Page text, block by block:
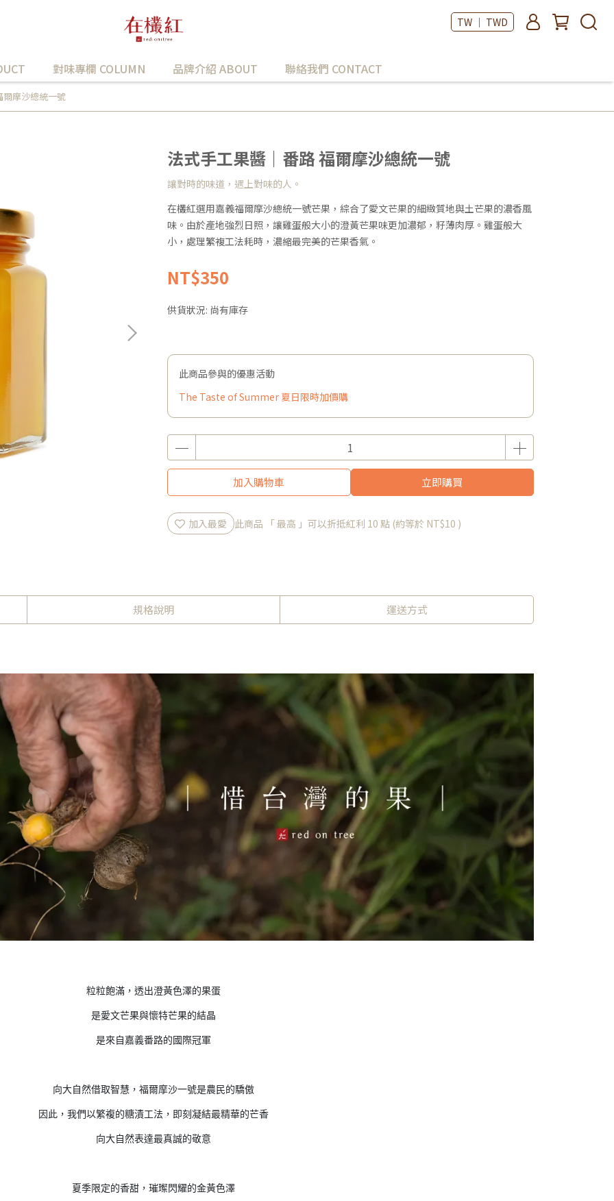
TW ｜ TWD
對味專欄 COLUMN 品牌介紹 ABOUT 聯絡我們 CONTACT
摩沙總統一號
法式手工果醬｜番路 福爾摩沙總統一號
讓對時的味道，遇上對味的人。
在欉紅選用嘉義福爾摩沙總統一號芒果，綜合了愛文芒果的細緻質地與土芒果的濃香風
味。由於產地強烈日照，讓雞蛋般大小的澄黃芒果味更加濃郁，籽薄肉厚。雞蛋般大
小，處理繁複工法耗時，濃縮最完美的芒果香氣。
NT$350
供貨狀況: 尚有庫存
此商品參與的優惠活動
The Taste of Summer 夏日限時加價購
加入購物車 立即購買
加入最愛 此商品 「 最高 」可以折抵紅利 10 點 (約等於 NT$10 )
規格說明 運送方式
粒粒飽滿，透出澄黃色澤的果蛋
是愛文芒果與懷特芒果的結晶
是來自嘉義番路的國際冠軍
向大自然借取智慧，福爾摩沙一號是農民的驕傲
因此，我們以繁複的糖漬工法，即刻凝結最精華的芒香
向大自然表達最真誠的敬意
夏季限定的香甜，璀璨閃耀的金黃色澤